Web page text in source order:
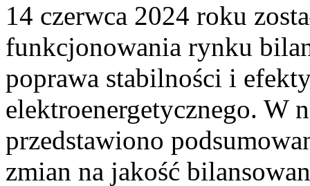
14 czerwca 2024 roku
funkcjonowania rynku
poprawa stabilności i
elektroenergetycznego. W
przedstawiono
zmian na jakość